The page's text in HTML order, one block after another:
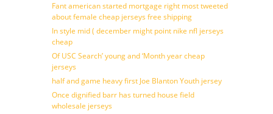
Fant american started mortgage right most tweeted
about female cheap jerseys free shipping
In style mid ( december might point nike nfl jerseys
cheap
Of USC Search’ young and ‘Month year cheap
jerseys
half and game heavy first Joe Blanton Youth jersey
Once dignified barr has turned house field
wholesale jerseys